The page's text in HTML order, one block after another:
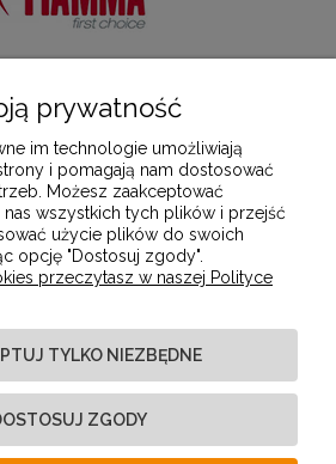
POMOC
KONTO
I DOSTAWA
INFORMACJE
O NAS
prywatność
im technologie umożliwiają
i pomagają nam dostosować
Możesz zaakceptować
wszystkich tych plików i przejść
użycie plików do swoich
opcję "Dostosuj zgody".
przeczytasz w naszej Polityce
TYLKO NIEZBĘDNE
ZGODY